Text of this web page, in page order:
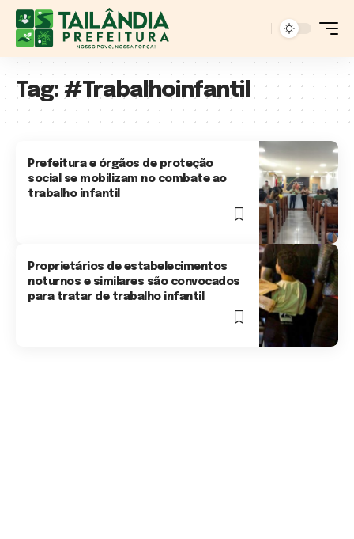
Tag: #Trabalhoinfantil
Prefeitura e órgãos de proteção
social se mobilizam no combate ao
trabalho infantil
Proprietários de estabelecimentos
noturnos e similares são convocados
para tratar de trabalho infantil